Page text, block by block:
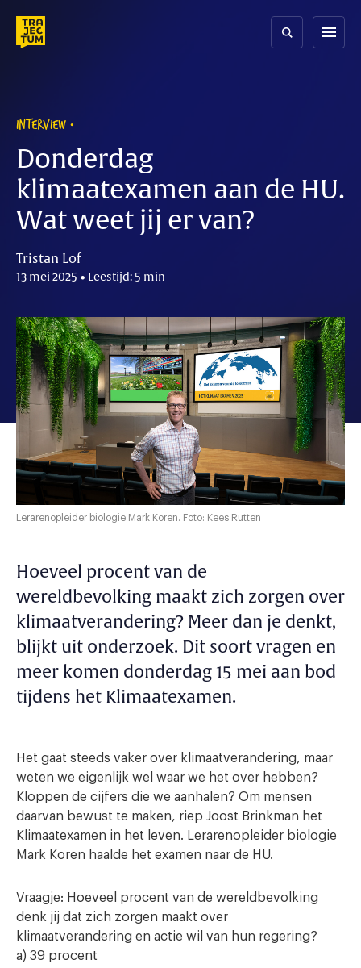
content
menu
INTERVIEW
Donderdag
klimaatexamen aan de HU.
Wat weet jij er van?
Tristan Lof
13 mei 2025 • Leestijd: 5 min
Lerarenopleider biologie Mark Koren. Foto: Kees Rutten
Hoeveel procent van de
wereldbevolking maakt zich zorgen over
klimaatverandering? Meer dan je denkt,
blijkt uit onderzoek. Dit soort vragen en
meer komen donderdag 15 mei aan bod
tijdens het Klimaatexamen.
Het gaat steeds vaker over klimaatverandering, maar
weten we eigenlijk wel waar we het over hebben?
Kloppen de cijfers die we aanhalen? Om mensen
daarvan bewust te maken, riep Joost Brinkman het
Klimaatexamen in het leven. Lerarenopleider biologie
Mark Koren haalde het examen naar de HU.
Vraagje: Hoeveel procent van de wereldbevolking
denk jij dat zich zorgen maakt over
klimaatverandering en actie wil van hun regering?
a) 39 procent